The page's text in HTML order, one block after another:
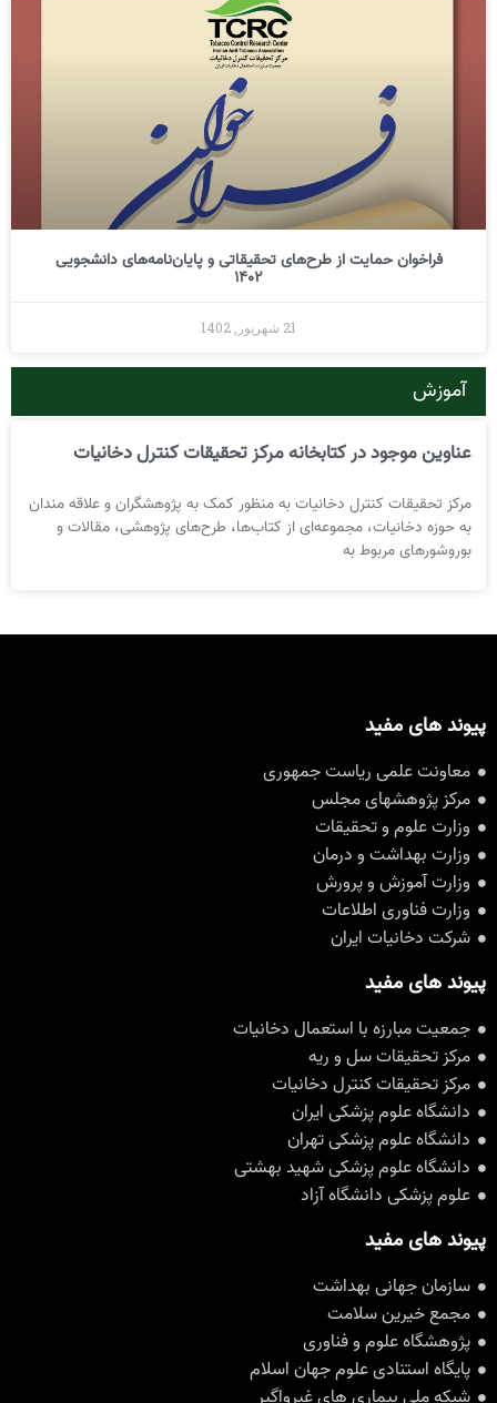
فراخوان حمایت از طرح‌های تحقیقاتی و پایان‌نامه‌های دانشجویی
1402
21 شهریور, 1402
آموزش
عناوین موجود در کتابخانه مرکز تحقیقات کنترل دخانیات
مرکز تحقیقات کنترل دخانیات به منظور کمک به پژوهشگران و علاقه مندان
به حوزه دخانیات، مجموعه‌ای از کتاب‌ها، طرح‌های پژوهشی، مقالات و
بوروشورهای مربوط به
پیوند های مفید
معاونت علمی ریاست جمهوری
مرکز پژوهشهای مجلس
وزارت علوم و تحقیقات
وزارت بهداشت و درمان
وزارت آموزش و پرورش
وزارت فناوری اطلاعات
شرکت دخانیات ایران
پیوند های مفید
جمعیت مبارزه با استعمال دخانیات
مرکز تحقیقات سل و ریه
مرکز تحقیقات کنترل دخانیات
دانشگاه علوم پزشکی ایران
دانشگاه علوم پزشکی تهران
دانشگاه علوم پزشکی شهید بهشتی
علوم پزشکی دانشگاه آزاد
پیوند های مفید
سازمان جهانی بهداشت
مجمع خیرین سلامت
پژوهشگاه علوم و فناوری
پایگاه استنادی علوم جهان اسلام